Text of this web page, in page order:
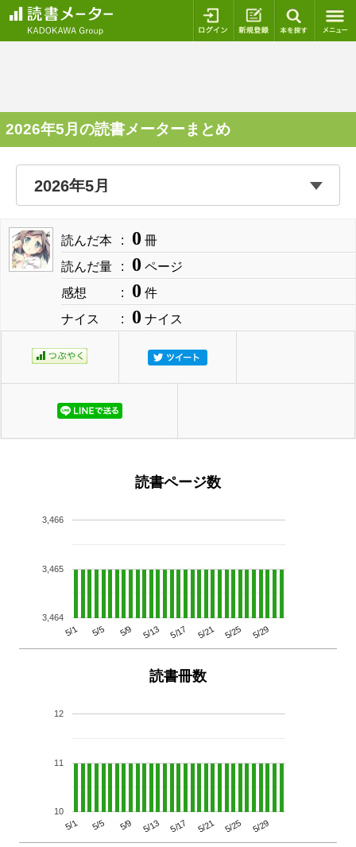
ログイン 新規登録
2026年5月の読書メーターまとめ
読んだ本 0 冊
読んだ量
0 ページ
感想
0 件
ナイス
0 ナイス
読書ページ数
5/1 5/5 5/9 5/13 5/17 5/21 5/25 5/29
3,464
3,465
3,466
読書冊数
5/1 5/5 5/9 5/13 5/17 5/21 5/25 5/29
10
11
12